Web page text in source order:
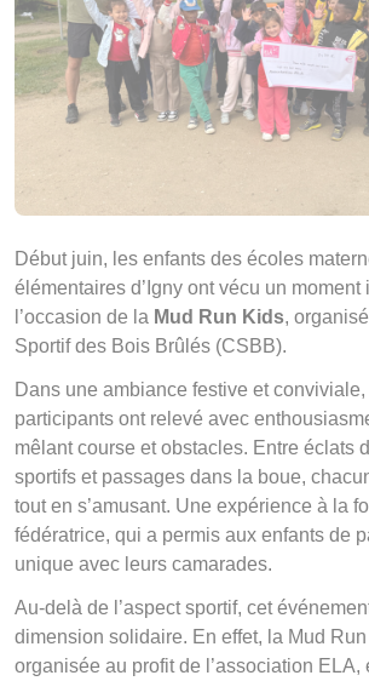
Début juin, les enfants des écoles
élémentaires d’Igny ont vécu un
l’occasion de la Mud Run Kids,
Sportif des Bois Brûlés (CSBB).
Dans une ambiance festive et
participants ont relevé avec
mêlant course et obstacles. Entre éclats
sportifs et passages dans la boue,
tout en s’amusant. Une expérience à la
fédératrice, qui a permis aux enfants de
unique avec leurs camarades.
Au-delà de l’aspect sportif, cet
dimension solidaire. En effet, la Mud
organisée au profit de l’association ELA,